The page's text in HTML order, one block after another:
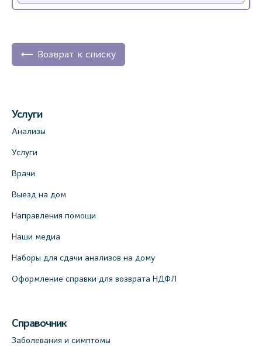
Возврат к списку
Услуги
Анализы
Услуги
Врачи
Выезд на дом
Направления помощи
Наши медиа
Наборы для сдачи анализов на дому
Оформление справки для возврата НДФЛ
Справочник
Заболевания и симптомы